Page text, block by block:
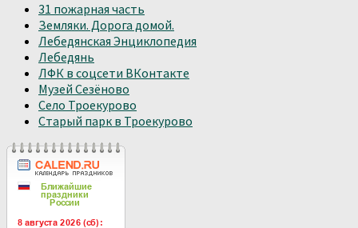
31 пожарная часть
Земляки. Дорога домой.
Лебедянская Энциклопедия
Лебедянь
ЛФК в соцсети ВКонтакте
Музей Сезёново
Село Троекурово
Старый парк в Троекурово